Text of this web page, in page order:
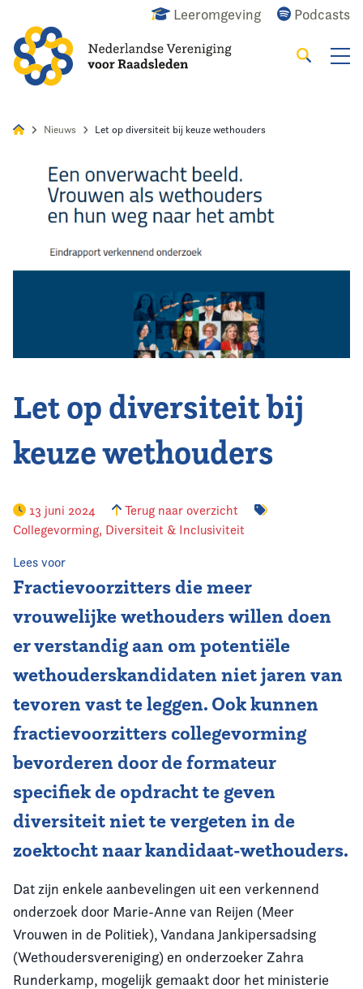
Leeromgeving Podcasts
Zoeken
Home
Agenda
Kennis & Informatie
Vereniging
Nieuws Let op diversiteit bij keuze wethouders
Let op diversiteit bij
keuze wethouders
13 juni 2024
Terug naar overzicht
Collegevorming, Diversiteit & Inclusiviteit
Lees voor
Fractievoorzitters die meer
vrouwelijke wethouders willen doen
er verstandig aan om potentiële
wethouderskandidaten niet jaren van
tevoren vast te leggen. Ook kunnen
fractievoorzitters collegevorming
bevorderen door de formateur
specifiek de opdracht te geven
diversiteit niet te vergeten in de
zoektocht naar kandidaat-wethouders.
Dat zijn enkele aanbevelingen uit een verkennend
onderzoek door Marie-Anne van Reijen (Meer
Vrouwen in de Politiek), Vandana Jankipersadsing
(Wethoudersvereniging) en onderzoeker Zahra
Runderkamp, mogelijk gemaakt door het ministerie